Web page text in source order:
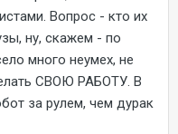
Вопрос - кто их
ну, скажем - по
много неумех, не
СВОЮ РАБОТУ. В
за рулем, чем дурак